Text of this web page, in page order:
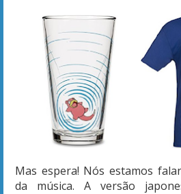
Mas espera! Nós estamos
da música. A versão